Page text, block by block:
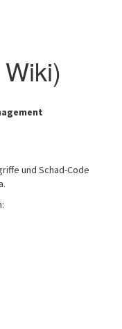
und Schad-Code